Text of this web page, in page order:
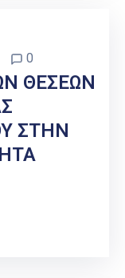
0
ΘΕΣΕΩΝ
ΣΤΗΝ